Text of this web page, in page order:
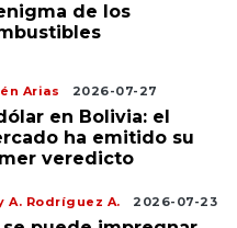
de los
Arias 2026-07-27
en Bolivia: el
ha emitido su
veredicto
A. Rodríguez A. 2026-07-23